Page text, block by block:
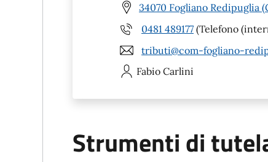
34070 Fogliano Redipuglia
0481 489177 (Telefono
tributi@com-fogliano-
Fabio Carlini
Strumenti di